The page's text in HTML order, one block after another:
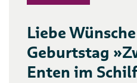
Liebe
Geburtstag
Enten im